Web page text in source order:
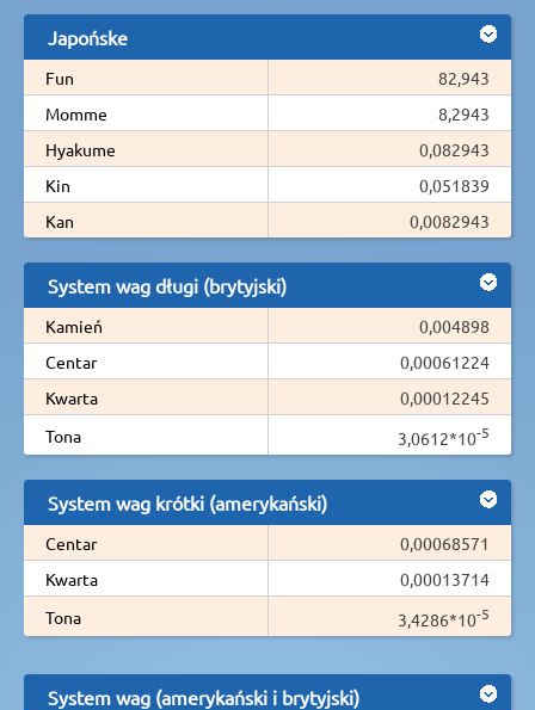
Japońske
Fun
82,943
Momme
8,2943
Hyakume
0,082943
Kin
0,051839
Kan
0,0082943
System wag długi (brytyjski)
Kamień
0,004898
Centar
0,00061224
Kwarta
0,00012245
Tona
3,0612*10-5
System wag krótki (amerykański)
Centar
0,00068571
Kwarta
0,00013714
Tona
3,4286*10-5
System wag (amerykański i brytyjski)